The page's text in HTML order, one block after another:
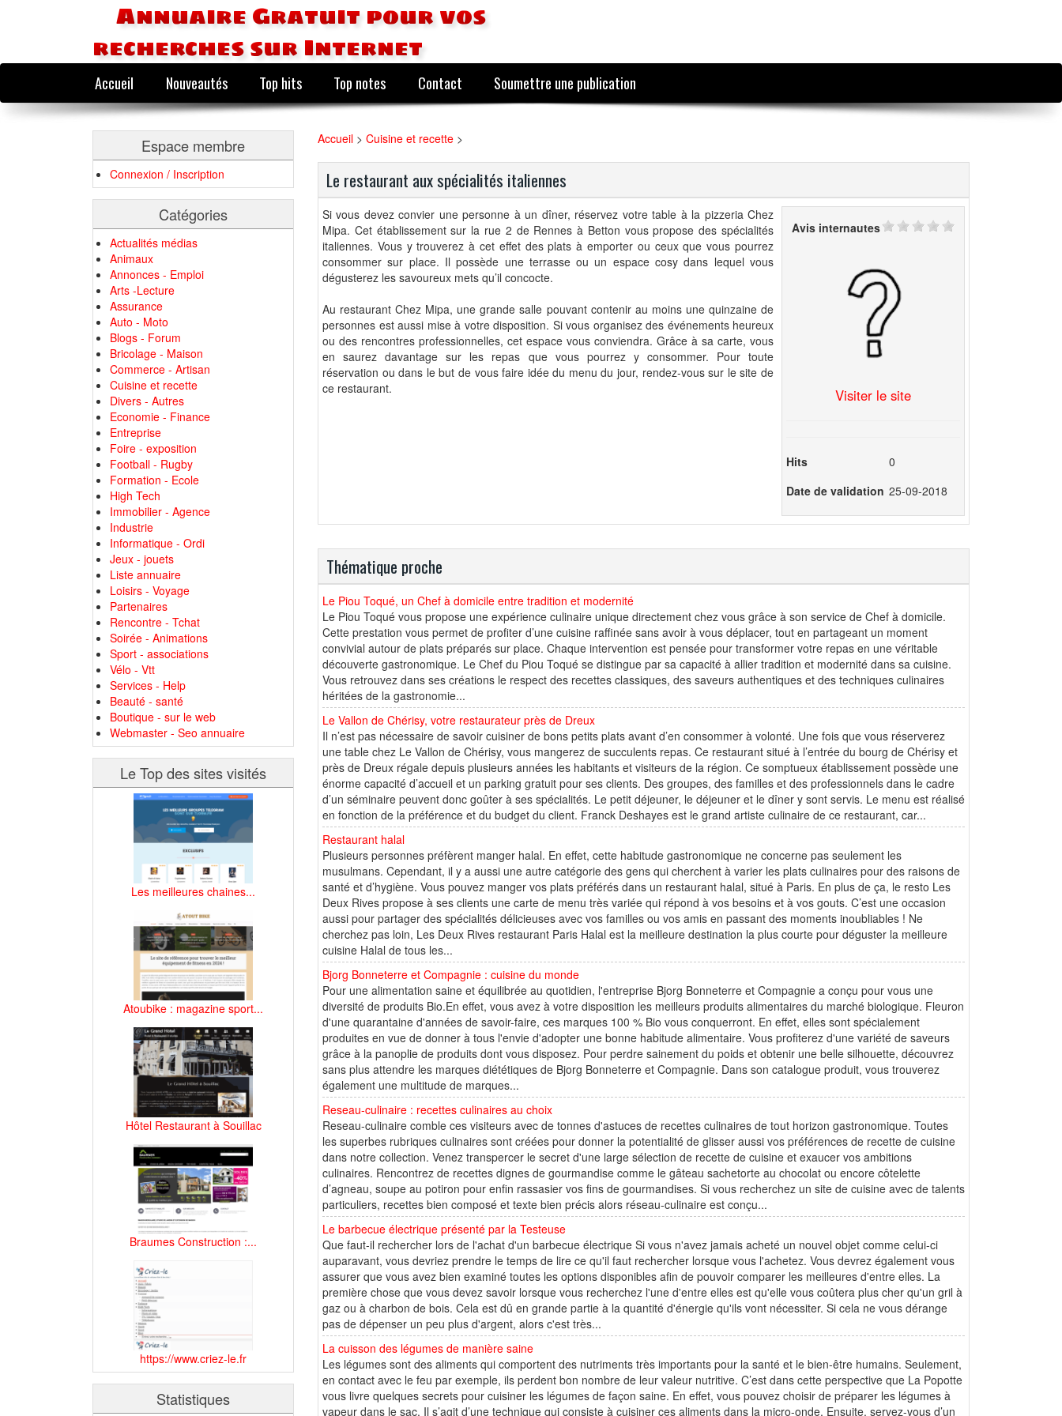
Annuaire Gratuit pour vos
recherches sur Internet
Accueil Nouveautés Top hits Top notes Contact Soumettre une publication
Espace membre
Connexion / Inscription
Catégories
Actualités médias
Animaux
Annonces - Emploi
Arts -Lecture
Assurance
Auto - Moto
Blogs - Forum
Bricolage - Maison
Commerce - Artisan
Cuisine et recette
Divers - Autres
Economie - Finance
Entreprise
Foire - exposition
Football - Rugby
Formation - Ecole
High Tech
Immobilier - Agence
Industrie
Informatique - Ordi
Jeux - jouets
Liste annuaire
Loisirs - Voyage
Partenaires
Rencontre - Tchat
Soirée - Animations
Sport - associations
Vélo - Vtt
Services - Help
Beauté - santé
Boutique - sur le web
Webmaster - Seo annuaire
Le Top des sites visités
Les meilleures chaines...
Atoubike : magazine sport...
Hôtel Restaurant à Souillac
Braumes Construction :...
https://www.criez-le.fr
Statistiques
Accueil > Cuisine et recette >
Le restaurant aux spécialités italiennes
Si vous devez convier une personne à un dîner, réservez votre table à la pizzeria Chez
Mipa. Cet établissement sur la rue 2 de Rennes à Betton vous propose des spécialités
italiennes. Vous y trouverez à cet effet des plats à emporter ou ceux que vous pourrez
consommer sur place. Il possède une terrasse ou un espace cosy dans lequel vous
dégusterez les savoureux mets qu’il concocte.
Au restaurant Chez Mipa, une grande salle pouvant contenir au moins une quinzaine de
personnes est aussi mise à votre disposition. Si vous organisez des événements heureux
ou des rencontres professionnelles, cet espace vous conviendra. Grâce à sa carte, vous
en saurez davantage sur les repas que vous pourrez y consommer. Pour toute
réservation ou dans le but de vous faire idée du menu du jour, rendez-vous sur le site de
ce restaurant.
Avis internautes
Visiter le site
Hits
0
Date de validation 25-09-2018
Thématique proche
Le Piou Toqué, un Chef à domicile entre tradition et modernité
Le Piou Toqué vous propose une expérience culinaire unique directement chez vous grâce à son service de Chef à domicile.
Cette prestation vous permet de profiter d’une cuisine raffinée sans avoir à vous déplacer, tout en partageant un moment
convivial autour de plats préparés sur place. Chaque intervention est pensée pour transformer votre repas en une véritable
découverte gastronomique. Le Chef du Piou Toqué se distingue par sa capacité à allier tradition et modernité dans sa cuisine.
Vous retrouvez dans ses créations le respect des recettes classiques, des saveurs authentiques et des techniques culinaires
héritées de la gastronomie...
Le Vallon de Chérisy, votre restaurateur près de Dreux
Il n’est pas nécessaire de savoir cuisiner de bons petits plats avant d’en consommer à volonté. Une fois que vous réserverez
une table chez Le Vallon de Chérisy, vous mangerez de succulents repas. Ce restaurant situé à l’entrée du bourg de Chérisy et
près de Dreux régale depuis plusieurs années les habitants et visiteurs de la région. Ce somptueux établissement possède une
énorme capacité d’accueil et un parking gratuit pour ses clients. Des groupes, des familles et des professionnels dans le cadre
d’un séminaire peuvent donc goûter à ses spécialités. Le petit déjeuner, le déjeuner et le dîner y sont servis. Le menu est réalisé
en fonction de la préférence et du budget du client. Franck Deshayes est le grand artiste culinaire de ce restaurant, car...
Restaurant halal
Plusieurs personnes préfèrent manger halal. En effet, cette habitude gastronomique ne concerne pas seulement les
musulmans. Cependant, il y a aussi une autre catégorie des gens qui cherchent à varier les plats culinaires pour des raisons de
santé et d’hygiène. Vous pouvez manger vos plats préférés dans un restaurant halal, situé à Paris. En plus de ça, le resto Les
Deux Rives propose à ses clients une carte de menu très variée qui répond à vos besoins et à vos gouts. C’est une occasion
aussi pour partager des spécialités délicieuses avec vos familles ou vos amis en passant des moments inoubliables ! Ne
cherchez pas loin, Les Deux Rives restaurant Paris Halal est la meilleure destination la plus courte pour déguster la meilleure
cuisine Halal de tous les...
Bjorg Bonneterre et Compagnie : cuisine du monde
Pour une alimentation saine et équilibrée au quotidien, l'entreprise Bjorg Bonneterre et Compagnie a conçu pour vous une
diversité de produits Bio.En effet, vous avez à votre disposition les meilleurs produits alimentaires du marché biologique. Fleuron
d'une quarantaine d'années de savoir-faire, ces marques 100 % Bio vous conquerront. En effet, elles sont spécialement
produites en vue de donner à tous l'envie d'adopter une bonne habitude alimentaire. Vous profiterez d'une variété de saveurs
grâce à la panoplie de produits dont vous disposez. Pour perdre sainement du poids et obtenir une belle silhouette, découvrez
sans plus attendre les marques diététiques de Bjorg Bonneterre et Compagnie. Dans son catalogue produit, vous trouverez
également une multitude de marques...
Reseau-culinaire : recettes culinaires au choix
Reseau-culinaire comble ces visiteurs avec de tonnes d'astuces de recettes culinaires de tout horizon gastronomique. Toutes
les superbes rubriques culinaires sont créées pour donner la potentialité de glisser aussi vos préférences de recette de cuisine
dans notre collection. Venez transpercer le secret d'une large sélection de recette de cuisine et exaucer vos ambitions
culinaires. Rencontrez de recettes dignes de gourmandise comme le gâteau sachetorte au chocolat ou encore côtelette
d’agneau, soupe au potiron pour enfin rassasier vos fins de gourmandises. Si vous recherchez un site de cuisine avec de talents
particuliers, recettes bien composé et texte bien précis alors réseau-culinaire est conçu...
Le barbecue électrique présenté par la Testeuse
Que faut-il rechercher lors de l'achat d'un barbecue électrique Si vous n'avez jamais acheté un nouvel objet comme celui-ci
auparavant, vous devriez prendre le temps de lire ce qu'il faut rechercher lorsque vous l'achetez. Vous devrez également vous
assurer que vous avez bien examiné toutes les options disponibles afin de pouvoir comparer les meilleures d'entre elles. La
première chose que vous devez savoir lorsque vous recherchez l'une d'entre elles est qu'elle vous coûtera plus cher qu'un gril à
gaz ou à charbon de bois. Cela est dû en grande partie à la quantité d'énergie qu'ils vont nécessiter. Si cela ne vous dérange
pas de dépenser un peu plus d'argent, alors c'est très...
La cuisson des légumes de manière saine
Les légumes sont des aliments qui comportent des nutriments très importants pour la santé et le bien-être humains. Seulement,
en contact avec le feu par exemple, ils perdent bon nombre de leur valeur nutritive. C’est dans cette perspective que La Popotte
vous livre quelques secrets pour cuisiner les légumes de façon saine. En effet, vous pouvez choisir de préparer les légumes à
vapeur dans le sac. Il s’agit d’une technique qui consiste à cuisiner ces aliments dans la micro-onde. Ensuite, servez-vous d’un